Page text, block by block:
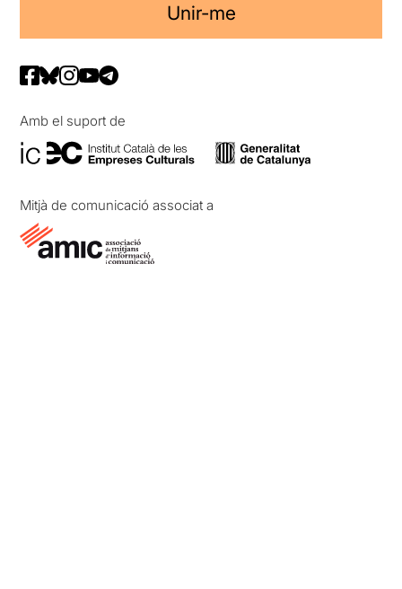
Unir-me
Amb el suport de
Mitjà de comunicació associat a